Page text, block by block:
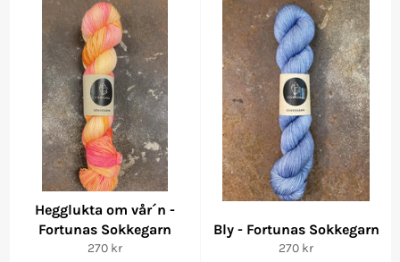
Hegglukta om vår´n -
Fortunas Sokkegarn
Vanlig
270 kr
Bly - Fortunas Sokkegarn
Vanlig
270 kr